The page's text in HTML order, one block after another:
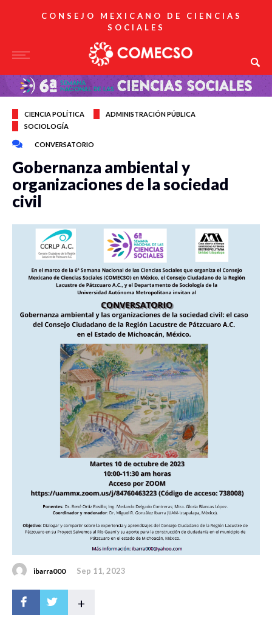
CONSEJO MEXICANO DE CIENCIAS
SOCIALES
CIENCIA POLÍTICA
ADMINISTRACIÓN PÚBLICA
SOCIOLOGÍA
CONVERSATORIO
Gobernanza ambiental y
organizaciones de la sociedad
civil
ibarra000 Sep 11, 2023
+